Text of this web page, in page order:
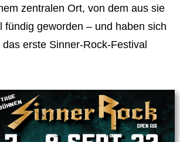
zentralen Ort, von dem aus sie
geworden – und haben sich
erste Sinner-Rock-Festival